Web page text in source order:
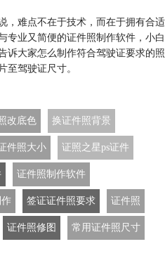
，难点不在于技术，而在于拥有合适
专业又简便的证件照制作软件，小白
诉大家怎么制作符合驾驶证要求的照
至驾驶证尺寸。
改底色 换证件照背景
件照大小 证照之星ps证件
证件照制作软件
签证证件照要求 证件照
证件照修图 常用证件照尺寸